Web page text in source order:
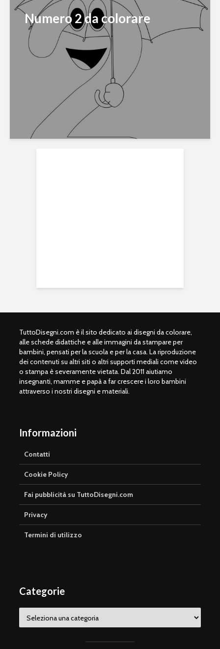
Numero 2 da colorare
TuttoDisegni.com è il sito dedicato ai disegni da colorare,
alle schede didattiche e alle immagini da stampare per
bambini, pensati per la scuola e per la casa. La riproduzione
dei contenuti su altri siti o altri supporti mediali come video
o stampa è severamente vietata. Dal 2011 aiutiamo
insegnanti, mamme e papà a far crescere i loro bambini
attraverso i nostri disegni e materiali.
Informazioni
Contatti
Cookie Policy
Fai pubblicità su TuttoDisegni.com
Privacy
Termini di utilizzo
Categorie